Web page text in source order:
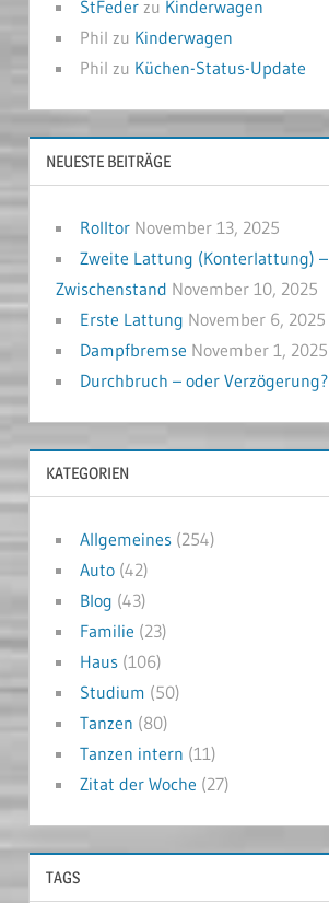
StFederzu Kinderwagen
Phil zu Kinderwagen
Phil zu Küchen-Status-Update
NEUESTE BEITRÄGE
Rolltor November 13, 2025
Zweite Lattung (Konterlattung) –
Zwischenstand November 10, 2025
Erste Lattung November 6, 2025
Dampfbremse November 1, 2025
Durchbruch – oder Verzögerung?
KATEGORIEN
Allgemeines(254)
Auto(42)
Blog (43)
Familie (23)
Haus(106)
Studium (50)
Tanzen (80)
Tanzen intern (11)
Zitat der Woche (27)
TAGS